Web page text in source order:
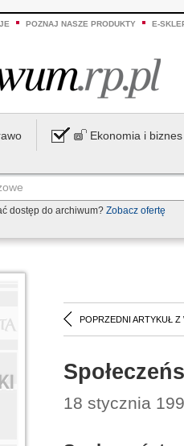
POZNAJ NASZE PRODUKTY E-
Ekonomia i biznes
dostęp do archiwum? Zobacz ofertę
POPRZEDNI ARTYKUŁ Z
18 stycznia